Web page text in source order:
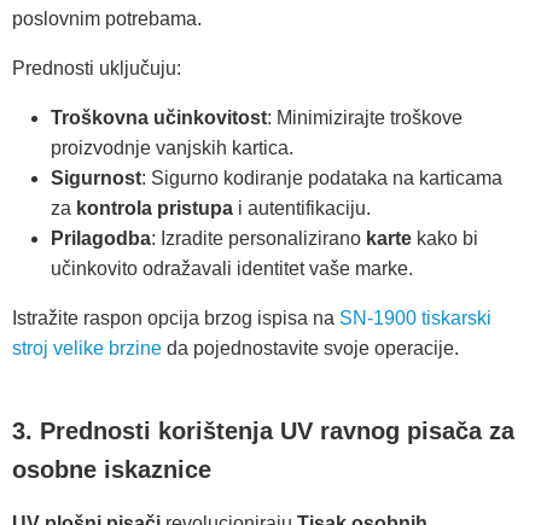
poslovnim potrebama.
Prednosti uključuju:
Troškovna učinkovitost: Minimizirajte troškove
proizvodnje vanjskih kartica.
Sigurnost: Sigurno kodiranje podataka na karticama
za kontrola pristupa i autentifikaciju.
Prilagodba: Izradite personalizirano karte kako bi
učinkovito odražavali identitet vaše marke.
Istražite raspon opcija brzog ispisa na SN-1900 tiskarski
stroj velike brzine da pojednostavite svoje operacije.
3. Prednosti korištenja UV ravnog pisača za
osobne iskaznice